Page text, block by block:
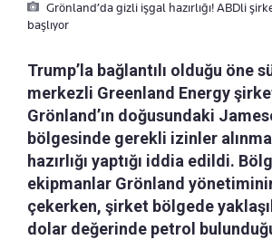
Grönland’da gizli işgal hazırlığı! ABDli
başlıyor
Trump’la bağlantılı olduğu öne
merkezli Greenland Energy
Grönland’ın doğusundaki
bölgesinde gerekli izinler
hazırlığı yaptığı iddia edildi.
ekipmanlar Grönland
çekerken, şirket bölgede
dolar değerinde petrol